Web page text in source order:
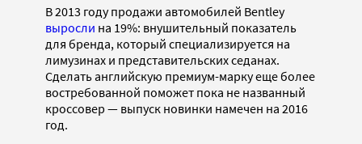
В 2013 году продажи автомобилей Bentley
выросли на 19%: внушительный показатель
для бренда, который специализируется на
лимузинах и представительских седанах.
Сделать английскую премиум-марку еще более
востребованной поможет пока не названный
кроссовер — выпуск новинки намечен на 2016
год.